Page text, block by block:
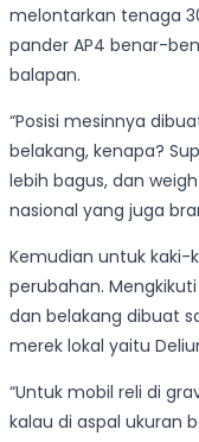
melontarkan tenaga
pander AP4 benar-
balapan.
“Posisi mesinnya
belakang, kenapa?
lebih bagus, dan
nasional yang juga
Kemudian untuk kaki-
perubahan.
dan belakang dibuat
merek lokal yaitu
“Untuk mobil reli di
kalau di aspal ukuran